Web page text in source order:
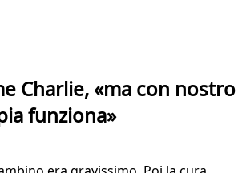
Charlie, «ma con nostro
funziona»